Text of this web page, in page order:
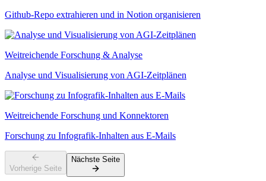
Github-Repo extrahieren und in Notion organisieren
Weitreichende Forschung & Analyse
Analyse und Visualisierung von AGI-Zeitplänen
Weitreichende Forschung und Konnektoren
Forschung zu Infografik-Inhalten aus E-Mails
Vorherige Seite
Nächste Seite